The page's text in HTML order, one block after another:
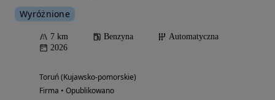
Wyróżnione
7 km Benzyna
Automatyczna
2026
Toruń (Kujawsko-pomorskie)
Firma • Opublikowano